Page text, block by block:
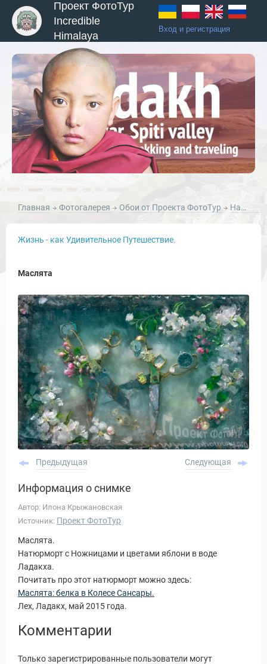
и Туры
Проект ФотоТур
Incredible
Himalaya
Вход и регистрация
Главная Фотогалерея Обои от Проекта ФотоТур Натюрморты от Проекта ФотоТур
Жизнь - как Удивительное Путешествие.
Маслята
Предыдущая Следующая
Информация о снимке
Автор: Илона Крыжановская
Источник: Проект ФотоТур
Маслята.
Натюрморт с Ножницами и цветами яблони в воде
Ладакха.
Почитать про этот натюрморт можно здесь:
Маслята: белка в Колесе Сансары.
Лех, Ладакх, май 2015 года.
Комментарии
Только зарегистрированные пользователи могут